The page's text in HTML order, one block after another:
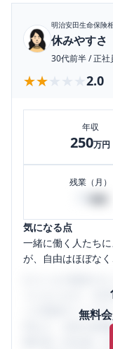
明治安田生命保険
休みやすさ
30代前半/正社
★★★★★
★★★★★ 2.0
年収
250万円
残業（月）
気になる点
一緒に働く人たち
が、自由はほぼな
無料
うになります。
ミの投稿サイトで
判など、女性の転
輩社員（元社員）